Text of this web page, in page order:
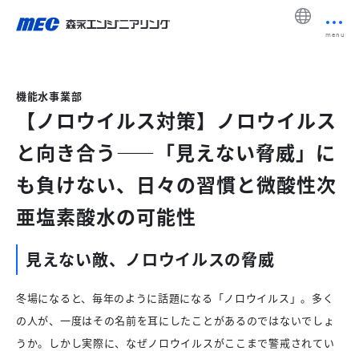
機能水事業部
【ノロウイルス対策】ノロウイルス
と向き合う――「見えない脅威」に
も負けない、日々の習慣と微酸性次
亜塩素酸水の可能性
見えない敵、ノロウイルスの脅威
冬場になると、毎年のように話題になる「ノロウイルス」。多く
の人が、一度はその名前を耳にしたことがあるのではないでしょ
うか。しかし実際に、なぜノロウイルスがここまで警戒されてい
menu